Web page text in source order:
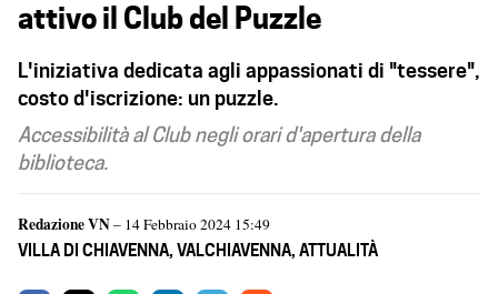
attivo il Club del Puzzle
L'iniziativa dedicata agli appassionati di "tessere",
costo d'iscrizione: un puzzle.
Accessibilità al Club negli orari d'apertura della
biblioteca.
Redazione VN– 14 Febbraio 2024 15:49
VILLA DI CHIAVENNA, VALCHIAVENNA, ATTUALITÀ